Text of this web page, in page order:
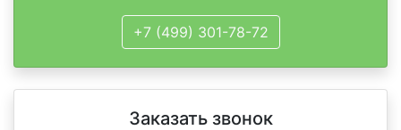
+7 (499) 301-78-72
Заказать звонок